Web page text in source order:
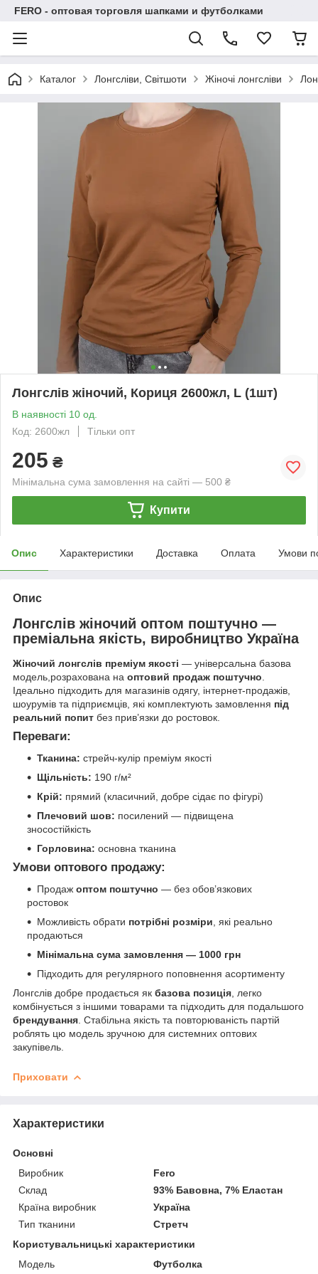
FERO - оптовая торговля шапками и футболками
Каталог Лонгсліви, Світшоти Жіночі лонгсліви
Лонгслів жіночий, Кориця 2600жл, L (1шт)
В наявності 10 од.
Код: 2600жл
Тільки опт
205 ₴
Мінімальна сума замовлення на сайті — 500 ₴
Купити
Опис Характеристики Доставка Оплата Умови
Опис
Лонгслів жіночий оптом поштучно —
преміальна якість, виробництво Україна
Жіночий лонгслів преміум якості — універсальна базова
модель,розрахована на оптовий продаж поштучно.
Ідеально підходить для магазинів одягу, інтернет-продажів,
шоурумів та підприємців, які комплектують замовлення під
реальний попит без прив’язки до ростовок.
Переваги:
Тканина: стрейч-кулір преміум якості
Щільність: 190 г/м²
Крій: прямий (класичний, добре сідає по фігурі)
Плечовий шов: посилений — підвищена
зносостійкість
Горловина: основна тканина
Умови оптового продажу:
Продаж оптом поштучно — без обов’язкових
ростовок
Можливість обрати потрібні розміри , які реально
продаються
Мінімальна сума замовлення — 1000 грн
Підходить для регулярного поповнення асортименту
Лонгслів добре продається як базова позиція , легко
комбінується з іншими товарами та підходить для подальшого
брендування . Стабільна якість та повторюваність партій
роблять цю модель зручною для системних оптових
закупівель.
Приховати
Характеристики
Основні
Виробник
Fero
Склад
93% Бавовна, 7% Еластан
Країна виробник
Україна
Тип тканини
Стретч
Користувальницькі характеристики
Модель
Футболка